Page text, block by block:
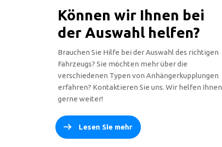
Können wir Ihnen bei
der Auswahl helfen?
Brauchen Sie Hilfe bei der Auswahl des richtigen
Fahrzeugs? Sie möchten mehr über die
verschiedenen Typen von Anhängerkupplungen
erfahren? Kontaktieren Sie uns. Wir helfen Ihnen
gerne weiter!
Lesen Sie mehr